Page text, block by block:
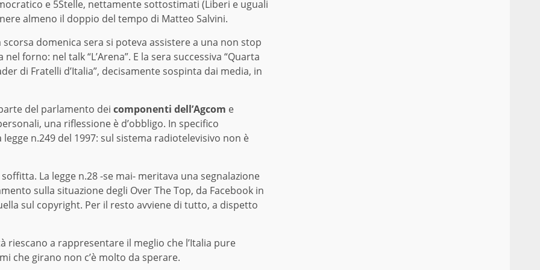
e 5Stelle, nettamente sottostimati (Liberi e uguali
almeno il doppio del tempo di Matteo Salvini.
domenica sera si poteva assistere a una non stop
forno: nel talk “L’Arena”. E la sera successiva “Quarta
di Fratelli d’Italia”, decisamente sospinta dai media, in
del parlamento dei componenti dell’Agcom e
una riflessione è d’obbligo. In specifico
n.249 del 1997: sul sistema radiotelevisivo non è
La legge n.28 -se mai- meritava una segnalazione
sulla situazione degli Over The Top, da Facebook in
sul copyright. Per il resto avviene di tutto, a dispetto
a rappresentare il meglio che l’Italia pure
che girano non c’è molto da sperare.